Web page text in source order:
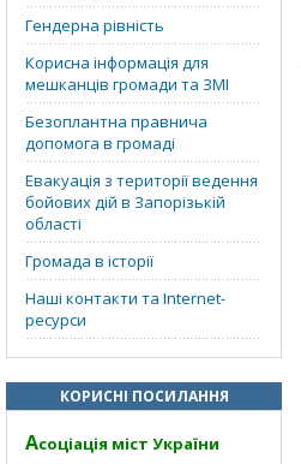
Гендерна рівність
Корисна інформація для
мешканців громади та ЗМІ
Безоплантна правнича
допомога в громаді
Евакуація з території ведення
бойових дій в Запорізькій
області
Громада в історії
Наші контакти та Internet-
ресурси
КОРИСНІ ПОСИЛАННЯ
Асоціація міст України